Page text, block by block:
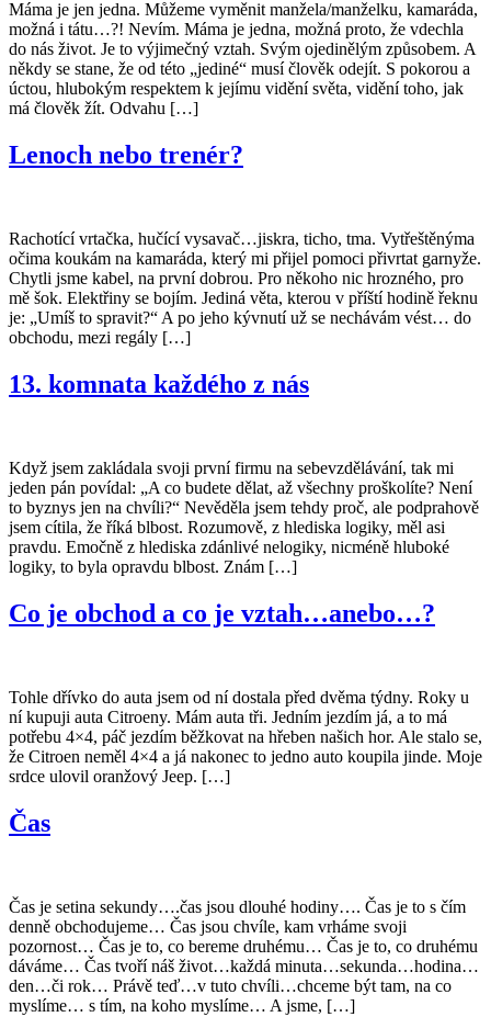
Máma je jen jedna. Můžeme vyměnit manžela/manželku, kamaráda,
možná i tátu…?! Nevím. Máma je jedna, možná proto, že vdechla
do nás život. Je to výjimečný vztah. Svým ojedinělým způsobem. A
někdy se stane, že od této „jediné“ musí člověk odejít. S pokorou a
úctou, hlubokým respektem k jejímu vidění světa, vidění toho, jak
má člověk žít. Odvahu […]
Lenoch nebo trenér?
Rachotící vrtačka, hučící vysavač…jiskra, ticho, tma. Vytřeštěnýma
očima koukám na kamaráda, který mi přijel pomoci přivrtat garnyže.
Chytli jsme kabel, na první dobrou. Pro někoho nic hrozného, pro
mě šok. Elektřiny se bojím. Jediná věta, kterou v příští hodině řeknu
je: „Umíš to spravit?“ A po jeho kývnutí už se nechávám vést… do
obchodu, mezi regály […]
13. komnata každého z nás
Když jsem zakládala svoji první firmu na sebevzdělávání, tak mi
jeden pán povídal: „A co budete dělat, až všechny proškolíte? Není
to byznys jen na chvíli?“ Nevěděla jsem tehdy proč, ale podprahově
jsem cítila, že říká blbost. Rozumově, z hlediska logiky, měl asi
pravdu. Emočně z hlediska zdánlivé nelogiky, nicméně hluboké
logiky, to byla opravdu blbost. Znám […]
Co je obchod a co je vztah…anebo…?
Tohle dřívko do auta jsem od ní dostala před dvěma týdny. Roky u
ní kupuji auta Citroeny. Mám auta tři. Jedním jezdím já, a to má
potřebu 4×4, páč jezdím běžkovat na hřeben našich hor. Ale stalo se,
že Citroen neměl 4×4 a já nakonec to jedno auto koupila jinde. Moje
srdce ulovil oranžový Jeep. […]
Čas
Čas je setina sekundy….čas jsou dlouhé hodiny…. Čas je to s čím
denně obchodujeme… Čas jsou chvíle, kam vrháme svoji
pozornost… Čas je to, co bereme druhému… Čas je to, co druhému
dáváme… Čas tvoří náš život…každá minuta…sekunda…hodina…
den…či rok… Právě teď…v tuto chvíli…chceme být tam, na co
myslíme… s tím, na koho myslíme… A jsme, […]